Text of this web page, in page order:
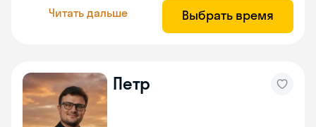
Читать дальше Выбрать время
Петр